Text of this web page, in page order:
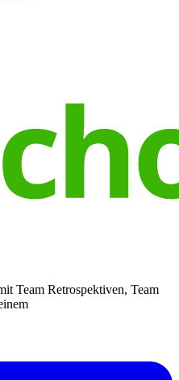
Team Retrospektiven, Team